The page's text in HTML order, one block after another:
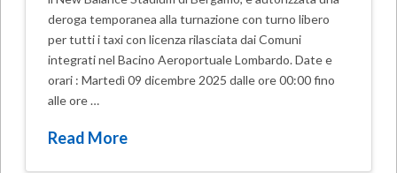
deroga temporanea alla turnazione con turno libero
per tutti i taxi con licenza rilasciata dai Comuni
integrati nel Bacino Aeroportuale Lombardo. Date e
orari : Martedì 09 dicembre 2025 dalle ore 00:00 fino
alle ore …
Read More